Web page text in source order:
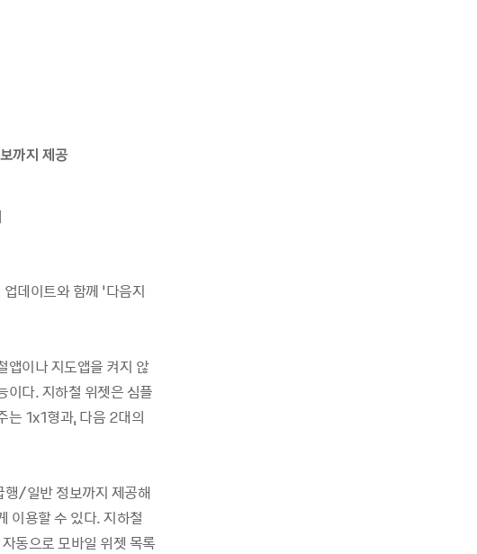
까지 제공
데이트와 함께 ‘다음지
앱이나 지도앱을 켜지 않
이다. 지하철 위젯은 심플
는 1x1형과, 다음 2대의
행/일반 정보까지 제공해
이용할 수 있다. 지하철
동으로 모바일 위젯 목록